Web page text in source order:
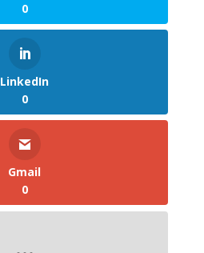
0
LinkedIn
0
Gmail
0